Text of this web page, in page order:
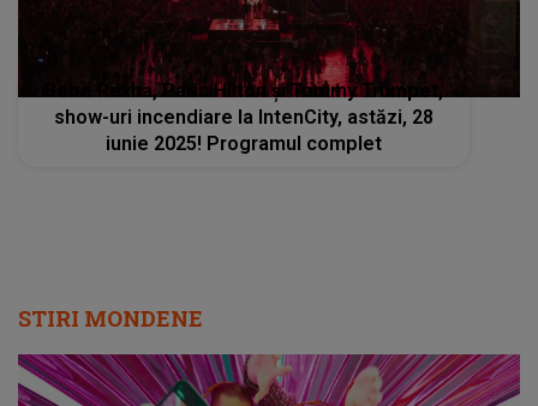
Bebe Rexha, Paris Hilton și Tommy Trumpet,
show-uri incendiare la IntenCity, astăzi, 28
iunie 2025! Programul complet
STIRI MONDENE